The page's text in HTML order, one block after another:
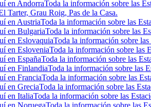
en AndorraToda la información sobre las
Tarter, Grau Roig, Pas de la Casa.
en AustriaToda la información sobre las
en BulgariaToda la información sobre las
en EslovaquiaToda la información sobre
en EsloveniaToda la información sobre las
en EspañaToda la información sobre las
en FinlandiaToda la información sobre las
en FranciaToda la información sobre las
en GreciaToda la información sobre las
en ItaliaToda la información sobre las
en NoruegaToda la información sobre las